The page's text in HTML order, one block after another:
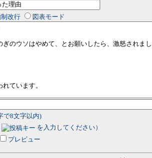
改行 図表モード
で8文字以内)
を入力してください）
プレビュー